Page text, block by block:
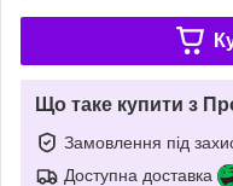
Що таке купити з
Замовлення під
Доступна доставка